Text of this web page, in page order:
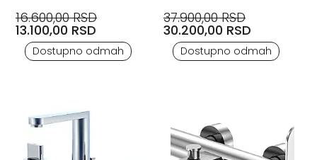
16.600,00 RSD
13.100,00 RSD
Dostupno odmah
37.900,00 RSD
30.200,00 RSD
Dostupno odmah